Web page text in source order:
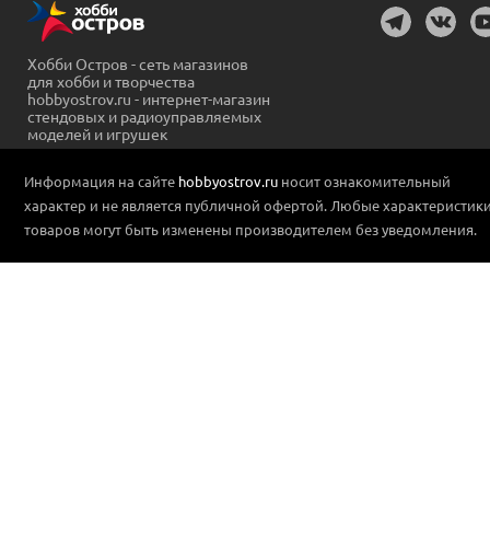
Хобби Остров - сеть магазинов
для хобби и творчества
hobbyostrov.ru - интернет-магазин
стендовых и радиоуправляемых
моделей и игрушек
Информация на сайте hobbyostrov.ru носит ознакомительный
характер и не является публичной офертой. Любые
товаров могут быть изменены производителем без уведомления.